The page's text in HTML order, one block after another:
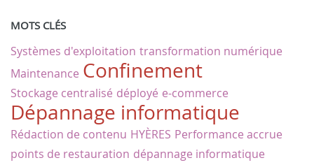
MOTS CLÉS
Systèmes d'exploitation transformation numérique
Maintenance Confinement
Stockage centralisé déployé e-commerce
Dépannage informatique
Rédaction de contenu HYÈRES Performance accrue
points de restauration dépannage informatique